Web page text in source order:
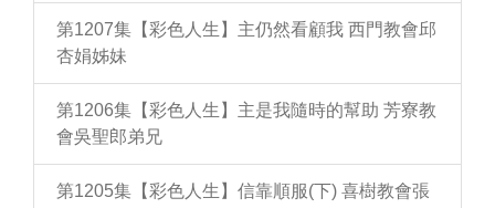
第1207集【彩色人生】主仍然看顧我 西門教會邱
杏娟姊妹
第1206集【彩色人生】主是我隨時的幫助 芳寮教
會吳聖郎弟兄
第1205集【彩色人生】信靠順服(下) 喜樹教會張